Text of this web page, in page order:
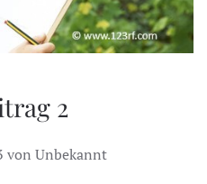
2
von Unbekannt